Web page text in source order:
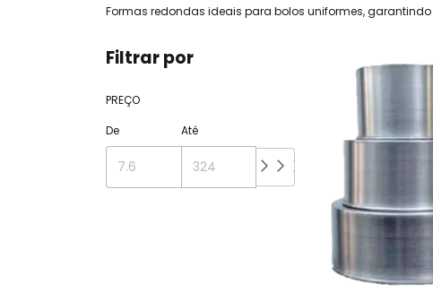
Formas redondas ideais para bolos uniformes,
Filtrar por
PREÇO
De
Até